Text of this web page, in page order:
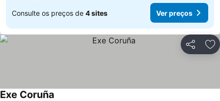
Consulte os preços de 4 sites Ver preços
Partilhar
Exe Coruña